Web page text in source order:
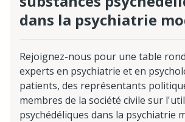
dans la psychiatrie
Rejoignez-nous pour une table
experts en psychiatrie et en
patients, des représentants
membres de la société civile sur
psychédéliques dans la psychiatrie